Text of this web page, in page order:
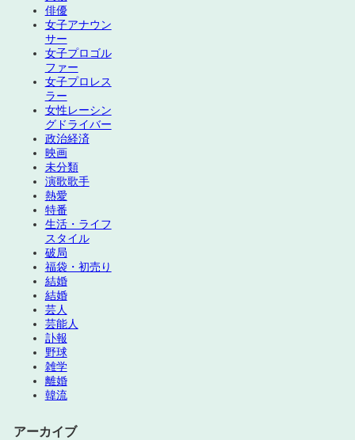
俳優
女子アナウン
サー
女子プロゴル
ファー
女子プロレス
ラー
女性レーシン
グドライバー
政治経済
映画
未分類
演歌歌手
熱愛
特番
生活・ライフ
スタイル
破局
福袋・初売り
結婚
結婚
芸人
芸能人
訃報
野球
雑学
離婚
韓流
アーカイブ